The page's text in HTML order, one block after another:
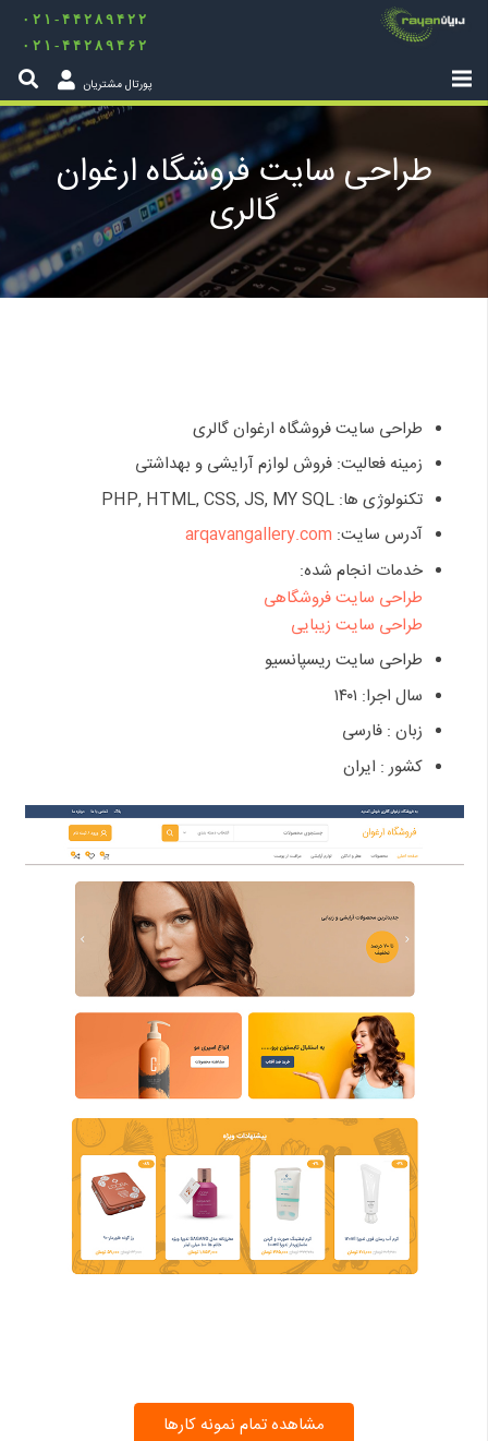
۰۲۱-۴۴۲۸۹۴۲۲
۰۲۱-۴۴۲۸۹۴۶۲
پورتال مشتریان
طراحی سایت فروشگاه ارغوان
گالری
طراحی سایت فروشگاه ارغوان گالری
زمینه فعالیت: فروش لوازم آرایشی و بهداشتی
تکنولوژی ها: PHP, HTML, CSS, JS, MY SQL
آدرس سایت: arqavangallery.com
خدمات انجام شده:
طراحی سایت فروشگاهی
طراحی سایت زیبایی
طراحی سایت ریسپانسیو
سال اجرا: ۱۴۰۱
زبان : فارسی
کشور : ایران
مشاهده تمام نمونه کارها